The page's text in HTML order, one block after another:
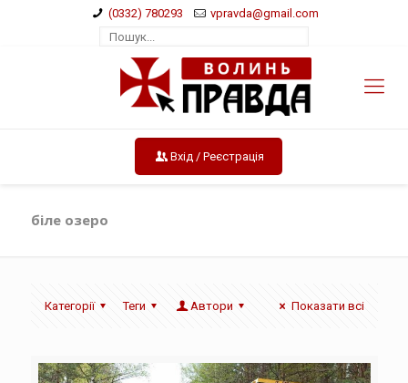
(0332) 780293 vpravda@gmail.com
Вхід / Реєстрація
біле озеро
Категорії Теги Автори Показати всі